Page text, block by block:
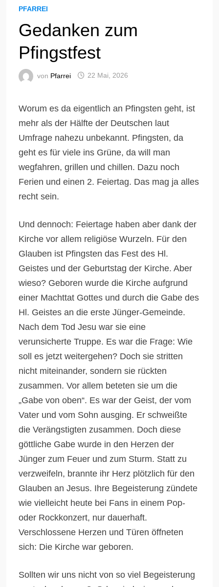
PFARREI
Gedanken zum
Pfingstfest
von Pfarrei 22 Mai, 2026
Worum es da eigentlich an Pfingsten geht, ist
mehr als der Hälfte der Deutschen laut
Umfrage nahezu unbekannt. Pfingsten, da
geht es für viele ins Grüne, da will man
wegfahren, grillen und chillen. Dazu noch
Ferien und einen 2. Feiertag. Das mag ja alles
recht sein.
Und dennoch: Feiertage haben aber dank der
Kirche vor allem religiöse Wurzeln. Für den
Glauben ist Pfingsten das Fest des Hl.
Geistes und der Geburtstag der Kirche. Aber
wieso? Geboren wurde die Kirche aufgrund
einer Machttat Gottes und durch die Gabe des
Hl. Geistes an die erste Jünger-Gemeinde.
Nach dem Tod Jesu war sie eine
verunsicherte Truppe. Es war die Frage: Wie
soll es jetzt weitergehen? Doch sie stritten
nicht miteinander, sondern sie rückten
zusammen. Vor allem beteten sie um die
„Gabe von oben“. Es war der Geist, der vom
Vater und vom Sohn ausging. Er schweißte
die Verängstigten zusammen. Doch diese
göttliche Gabe wurde in den Herzen der
Jünger zum Feuer und zum Sturm. Statt zu
verzweifeln, brannte ihr Herz plötzlich für den
Glauben an Jesus. Ihre Begeisterung zündete
wie vielleicht heute bei Fans in einem Pop-
oder Rockkonzert, nur dauerhaft.
Verschlossene Herzen und Türen öffneten
sich: Die Kirche war geboren.
Sollten wir uns nicht von so viel Begeisterung